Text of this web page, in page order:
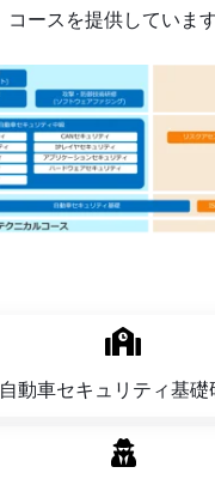
コースを提供しています
自動車セキュリティ基礎